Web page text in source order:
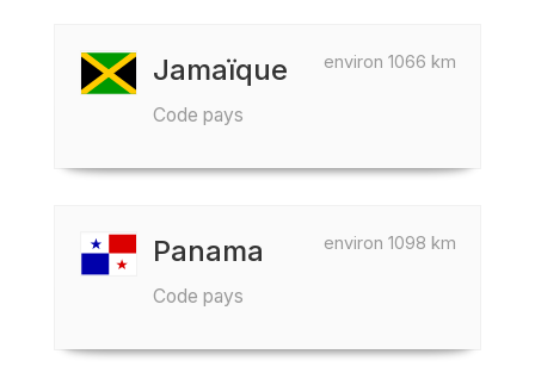
environ 1066 km
Jamaïque
Code pays
environ 1098 km
Panama
Code pays